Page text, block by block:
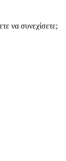
να συνεχίσετε;